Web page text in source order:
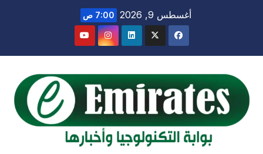
أغسطس 9, 2026 7:00 ص